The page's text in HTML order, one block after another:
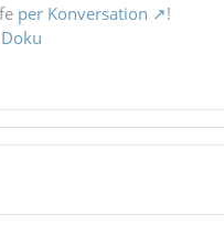
per Konversation
!